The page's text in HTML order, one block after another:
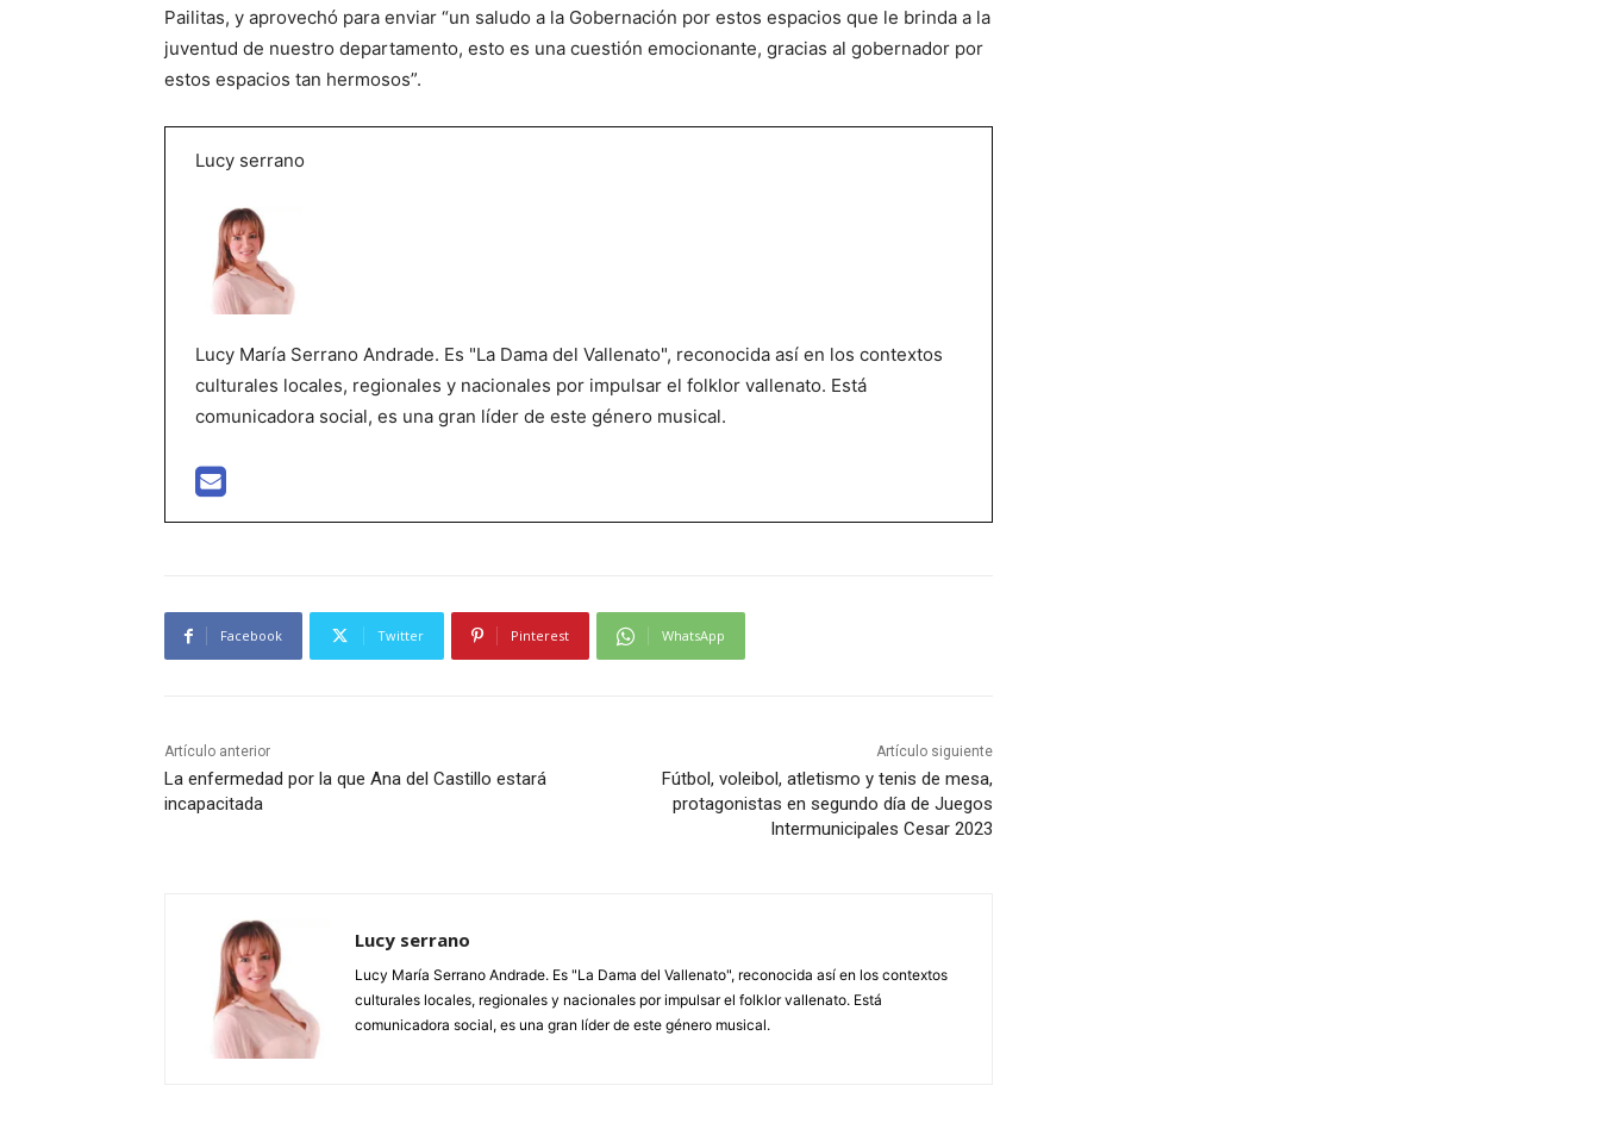
Pailitas, y aprovechó para enviar “un saludo a la Gobernación por estos espacios que le brinda a la
juventud de nuestro departamento, esto es una cuestión emocionante, gracias al gobernador por
estos espacios tan hermosos”.
Lucy serrano
Lucy María Serrano Andrade. Es "La Dama del Vallenato", reconocida así en los contextos
culturales locales, regionales y nacionales por impulsar el folklor vallenato. Está
comunicadora social, es una gran líder de este género musical.
Facebook Twitter Pinterest WhatsApp
Artículo anterior
La enfermedad por la que Ana del Castillo estará
incapacitada
Artículo siguiente
Fútbol, voleibol, atletismo y tenis de mesa,
protagonistas en segundo día de Juegos
Intermunicipales Cesar 2023
Lucy serrano
Lucy María Serrano Andrade. Es "La Dama del Vallenato", reconocida así en los contextos
culturales locales, regionales y nacionales por impulsar el folklor vallenato. Está
comunicadora social, es una gran líder de este género musical.